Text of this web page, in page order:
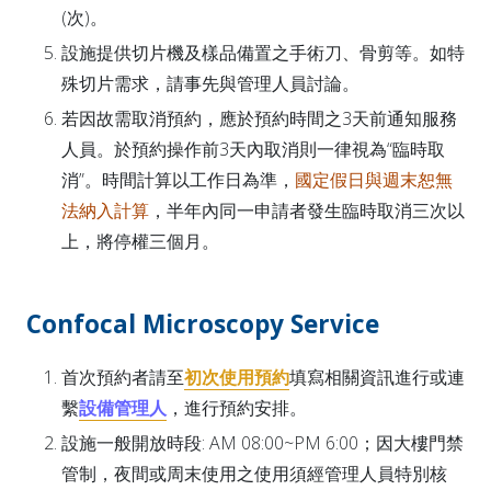
(次)。
設施提供切片機及樣品備置之手術刀、骨剪等。如特
殊切片需求，請事先與管理人員討論。
若因故需取消預約，應於預約時間之3天前通知服務
人員。於預約操作前3天內取消則一律視為“臨時取
消”。時間計算以工作日為準， 國定假日與週末恕無
法納入計算 ，半年內同一申請者發生臨時取消三次以
上，將停權三個月。
Confocal Microscopy Service
首次預約者請至初次使用預約填寫相關資訊進行或連
繫設備管理人 ，進行預約安排。
設施一般開放時段: AM 08:00~PM 6:00；因大樓門禁
管制，夜間或周末使用之使用須經管理人員特別核